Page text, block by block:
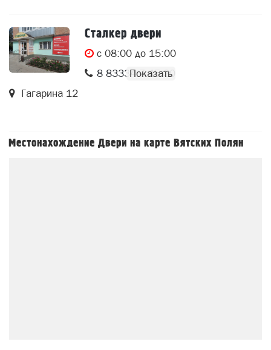
Сталкер двери
c 08:00 до 15:00
8 83334 7 45 30
Гагарина 12
Местонахождение Двери на карте Вятских Полян